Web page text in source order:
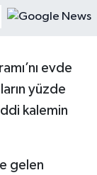
evde
yüzde
kalemin
gelen